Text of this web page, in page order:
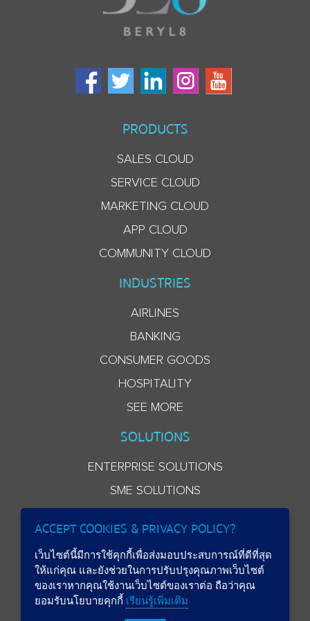
PRODUCTS
SALES CLOUD
SERVICE CLOUD
MARKETING CLOUD
APP CLOUD
COMMUNITY CLOUD
INDUSTRIES
AIRLINES
BANKING
CONSUMER GOODS
HOSPITALITY
SEE MORE
SOLUTIONS
ENTERPRISE SOLUTIONS
SME SOLUTIONS
ACCEPT COOKIES & PRIVACY POLICY?
เว็บไซต์นี้มีการใช้คุกกี้เพื่อส่งมอบประสบการณ์ที่ดีที่สุด
ให้แก่คุณ และยังช่วยในการปรับปรุงคุณภาพเว็บไซต์
ของเราหากคุณใช้งานเว็บไซต์ของเราต่อ ถือว่าคุณ
ยอมรับนโยบายคุกกี้ เรียนรู้เพิ่มเติม